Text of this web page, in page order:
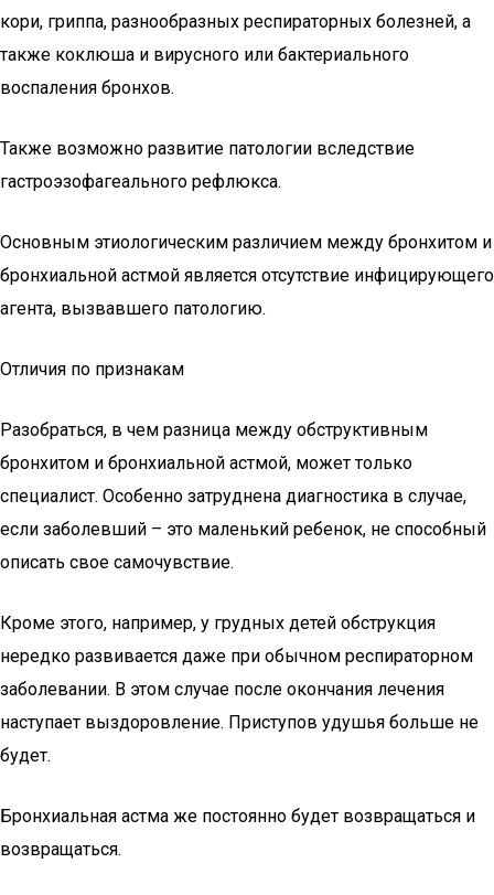
кори, гриппа, разнообразных респираторных болезней, а
также коклюша и вирусного или бактериального
воспаления бронхов.
Также возможно развитие патологии вследствие
гастроэзофагеального рефлюкса.
Основным этиологическим различием между бронхитом и
бронхиальной астмой является отсутствие инфицирующего
агента, вызвавшего патологию.
Отличия по признакам
Разобраться, в чем разница между обструктивным
бронхитом и бронхиальной астмой, может только
специалист. Особенно затруднена диагностика в случае,
если заболевший – это маленький ребенок, не способный
описать свое самочувствие.
Кроме этого, например, у грудных детей обструкция
нередко развивается даже при обычном респираторном
заболевании. В этом случае после окончания лечения
наступает выздоровление. Приступов удушья больше не
будет.
Бронхиальная астма же постоянно будет возвращаться и
возвращаться.